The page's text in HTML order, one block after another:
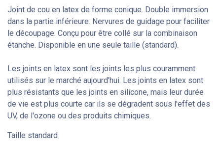
Joint de cou en latex de forme conique. Double immersion
dans la partie inférieure. Nervures de guidage pour faciliter
le découpage. Conçu pour être collé sur la combinaison
étanche. Disponible en une seule taille (standard).
Les joints en latex sont les joints les plus couramment
utilisés sur le marché aujourd'hui. Les joints en latex sont
plus résistants que les joints en silicone, mais leur durée
de vie est plus courte car ils se dégradent sous l'effet des
UV, de l'ozone ou des produits chimiques.
Taille standard